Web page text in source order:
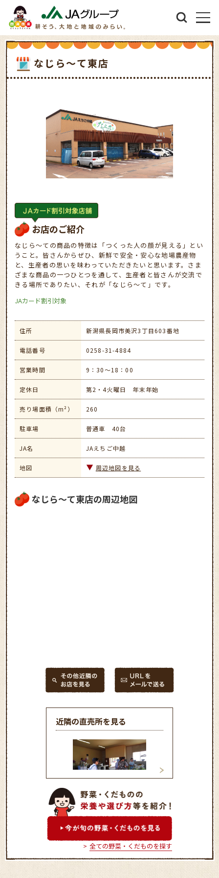
なじら～て東店
お店のご紹介
なじら～ての商品の特徴は「つくった人の顔が見える」とい
うこと。皆さんからぜひ、新鮮で安全・安心な地場農産物
と、生産者の思いを味わっていただきたいと思います。さま
ざまな商品の一つひとつを通して、生産者と皆さんが交流で
きる場所でありたい、それが「なじら～て」です。
JAカード割引対象
住所 新潟県長岡市美沢3丁目603番地
電話番号 0258-31-4884
営業時間 9：30～18：00
定休日 第2・4火曜日 年末年始
売り場面積（m²） 260
駐車場 普通車 40台
JA名 JAえちご中越
地図 周辺地図を見る
なじら～て東店の周辺地図
近隣の直売所を見る
ふれあい市直売所
こしじ青空市
全ての野菜・くだものを探す